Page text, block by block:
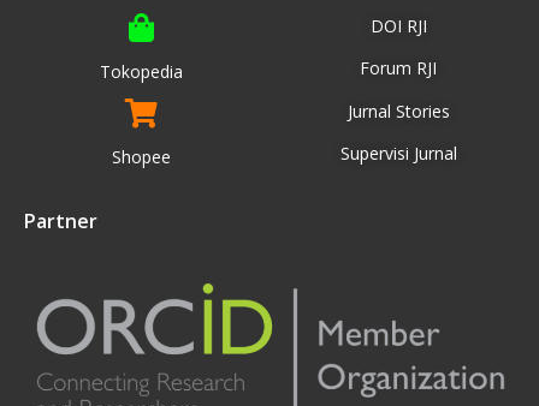
Tokopedia
Shopee
DOI RJI
Forum RJI
Jurnal Stories
Supervisi Jurnal
Partner